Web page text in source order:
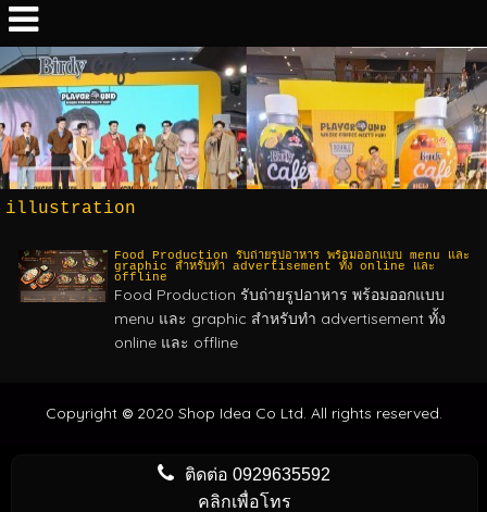
illustration
Food Production รับถ่ายรูปอาหาร พร้อมออกแบบ menu และ
graphic สำหรับทำ advertisement ทั้ง online และ
offline
Food Production รับถ่ายรูปอาหาร พร้อมออกแบบ
menu และ graphic สำหรับทำ advertisement ทั้ง
online และ offline
Copyright © 2020 Shop Idea Co Ltd. All rights reserved.
ติดต่อ0929635592
คลิกเพื่อโทร